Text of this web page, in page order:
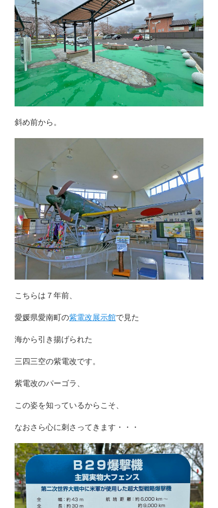
斜め前から。
こちらは７年前、
愛媛県愛南町の紫電改展示館で見た
海から引き揚げられた
三四三空の紫電改です。
紫電改のパーゴラ、
この姿を知っているからこそ、
なおさら心に刺さってきます・・・